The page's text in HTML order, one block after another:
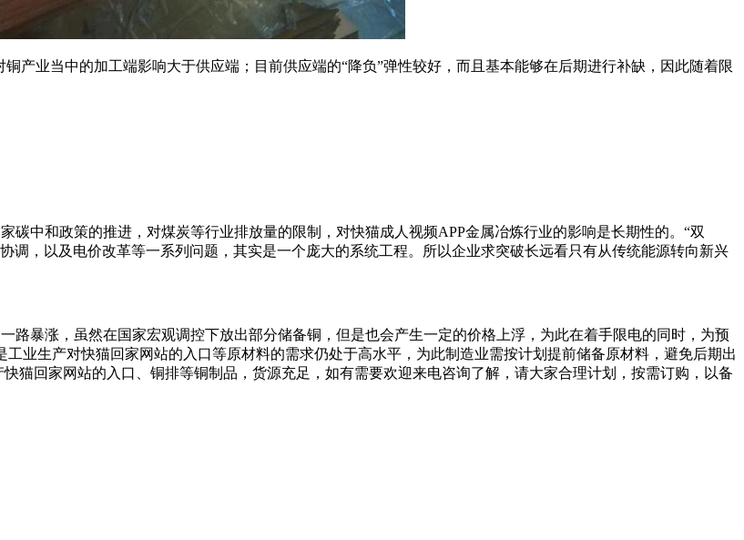
产业当中的加工端影响大于供应端；目前供应端的“降负”弹性较好，而且基本能够在后期进行补缺，因此随着限
中和政策的推进，对煤炭等行业排放量的限制，对快猫成人视频APP金属冶炼行业的影响是长期性的。“双
调，以及电价改革等一系列问题，其实是一个庞大的系统工程。所以企业求突破长远看只有从传统能源转向新兴
暴涨，虽然在国家宏观调控下放出部分储备铜，但是也会产生一定的价格上浮，为此在着手限电的同时，为预
工业生产对快猫回家网站的入口等原材料的需求仍处于高水平，为此制造业需按计划提前储备原材料，避免后期出
网站的入口、铜排等铜制品，货源充足，如有需要欢迎来电咨询了解，请大家合理计划，按需订购，以备